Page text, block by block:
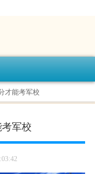
才能考军校
军校